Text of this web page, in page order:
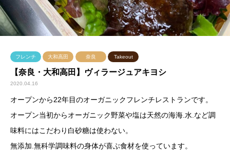
フレンチ 大和高田 奈良 Takeout
【奈良・大和高田】ヴィラージュアキヨシ
2020.04.16
オープンから22年目のオーガニックフレンチレストランです。
オープン当初からオーガニック野菜や塩は天然の海海.水.など調
味料にはこだわり白砂糖は使わない。
無添加.無科学調味料の身体が喜ぶ食材を使っています。